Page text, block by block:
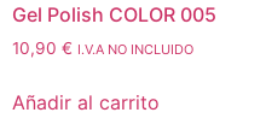
Gel Polish COLOR 005
10,90 € I.V.A NO INCLUIDO
Añadir al carrito